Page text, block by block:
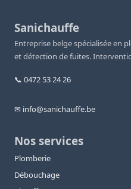
Sanichauffe
Entreprise belge spécialisée en
et détection de fuites.
📞 0472 53 24 26
✉ info@sanichauffe.be
Nos services
Plomberie
Débouchage